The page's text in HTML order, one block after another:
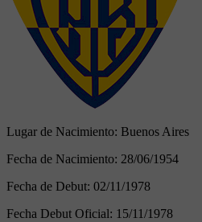
Lugar de Nacimiento: Buenos Aires
Fecha de Nacimiento: 28/06/1954
Fecha de Debut: 02/11/1978
Fecha Debut Oficial: 15/11/1978